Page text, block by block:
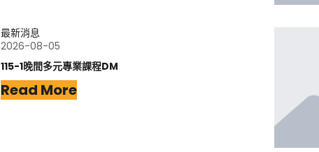
最新消息
2026-08-05
115-1晚間多元專業課程DM
Read More